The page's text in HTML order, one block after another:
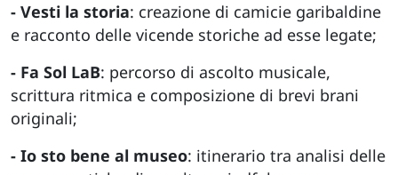
- Vesti la storia: creazione di camicie garibaldine
e racconto delle vicende storiche ad esse legate;
- Fa Sol LaB: percorso di ascolto musicale,
scrittura ritmica e composizione di brevi brani
originali;
- Io sto bene al museo: itinerario tra analisi delle